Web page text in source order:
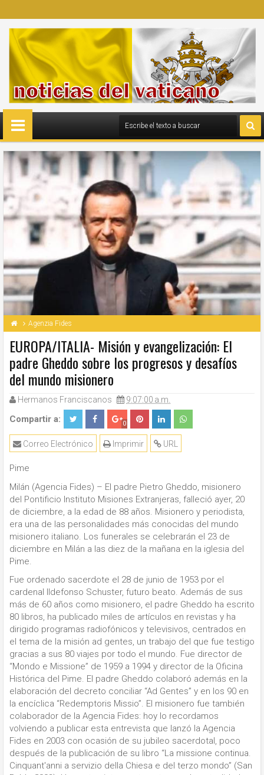
Agenzia Fides
EUROPA/ITALIA- Misión y evangelización: El
padre Gheddo sobre los progresos y desafíos
del mundo misionero
Hermanos Franciscanos 9:07:00 a.m.
Compartir a: 0
URL
Imprimir
Correo Electrónico
Pime
Milán (Agencia Fides) – El padre Pietro Gheddo, misionero
del Pontificio Instituto Misiones Extranjeras, falleció ayer, 20
de diciembre, a la edad de 88 años. Misionero y periodista,
era una de las personalidades más conocidas del mundo
misionero italiano. Los funerales se celebrarán el 23 de
diciembre en Milán a las diez de la mañana en la iglesia del
Pime.
Fue ordenado sacerdote el 28 de junio de 1953 por el
cardenal Ildefonso Schuster, futuro beato. Además de sus
más de 60 años como misionero, el padre Gheddo ha escrito
80 libros, ha publicado miles de artículos en revistas y ha
dirigido programas radiofónicos y televisivos, centrados en
el tema de la misión ad gentes, un trabajo del que fue testigo
gracias a sus 80 viajes por todo el mundo. Fue director de
“Mondo e Missione” de 1959 a 1994 y director de la Oficina
Histórica del Pime. El padre Gheddo colaboró además en la
elaboración del decreto conciliar “Ad Gentes” y en los 90 en
la encíclica “Redemptoris Missio”. El misionero fue también
colaborador de la Agencia Fides: hoy lo recordamos
volviendo a publicar esta entrevista que lanzó la Agencia
Fides en 2003 con ocasión de su jubileo sacerdotal, poco
después de la publicación de su libro “La missione continua.
Cinquant'anni a servizio della Chiesa e del terzo mondo” (San